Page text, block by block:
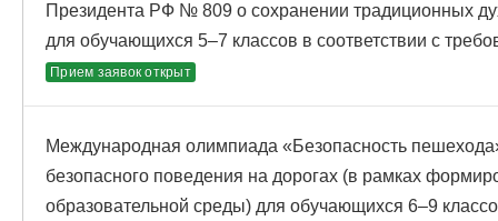
Президента РФ № 809 о сохранении традиционных
для обучающихся 5–7 классов в соответствии с
Прием заявок открыт
Международная олимпиада «Безопасность
безопасного поведения на дорогах (в рамках
образовательной среды) для обучающихся 6–9